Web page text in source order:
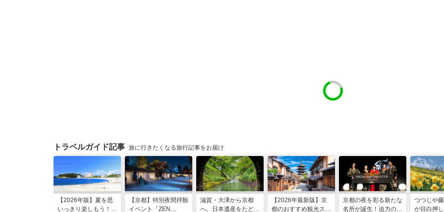
トラベルガイド記事 旅に行きたくなる旅行記事をお届け
【2026年版】夏を思
いっきり楽しもう！関
【京都】特別夜間拝観
イベント「ZEN
滋賀・大津から京都
へ。日本遺産をたどる
【2026年最新版】京
都のおすすめ観光スポ
京都の夜を彩る新たな
名所が誕生！迫力のパ
つつじや
が目白押